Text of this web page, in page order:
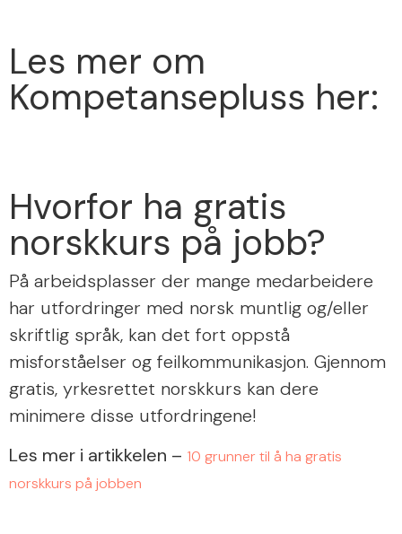
Les mer om
Kompetansepluss her:
Hvorfor ha gratis
norskkurs på jobb?
På arbeidsplasser der mange medarbeidere
har utfordringer med norsk muntlig og/eller
skriftlig språk, kan det fort oppstå
misforståelser og feilkommunikasjon. Gjennom
gratis, yrkesrettet norskkurs kan dere
minimere disse utfordringene!
Les mer i artikkelen – 10 grunner til å ha gratis
norskkurs på jobben